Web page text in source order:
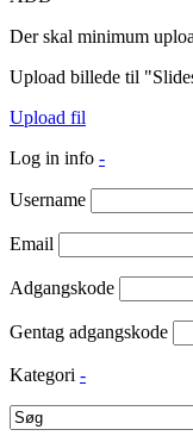
Der skal minimum
Upload billede til
Upload fil
Log in info -
Username
Email
Adgangskode
Gentag adgangskode
Kategori -